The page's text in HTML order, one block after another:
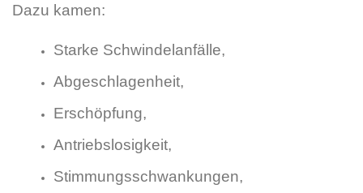
Dazu kamen:
Starke Schwindelanfälle,
Abgeschlagenheit,
Erschöpfung,
Antriebslosigkeit,
Stimmungsschwankungen,